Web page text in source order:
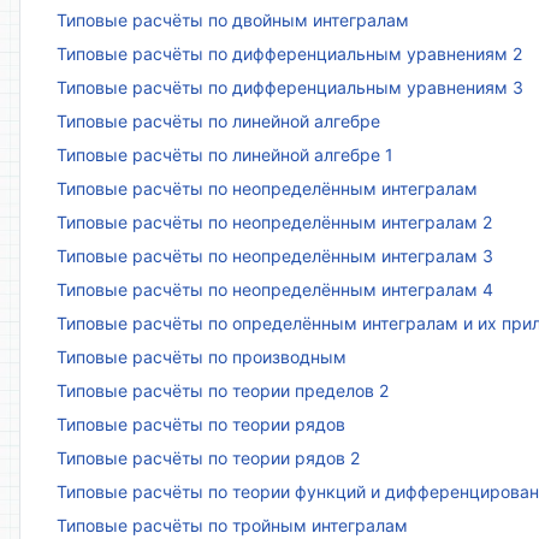
Типовые расчёты по двойным интегралам
Типовые расчёты по дифференциальным уравнениям 2
Типовые расчёты по дифференциальным уравнениям 3
Типовые расчёты по линейной алгебре
Типовые расчёты по линейной алгебре 1
Типовые расчёты по неопределённым интегралам
Типовые расчёты по неопределённым интегралам 2
Типовые расчёты по неопределённым интегралам 3
Типовые расчёты по неопределённым интегралам 4
Типовые расчёты по определённым интегралам и их
Типовые расчёты по производным
Типовые расчёты по теории пределов 2
Типовые расчёты по теории рядов
Типовые расчёты по теории рядов 2
Типовые расчёты по теории функций и
Типовые расчёты по тройным интегралам